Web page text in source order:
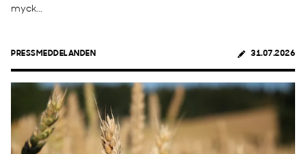
myck...
PRESSMEDDELANDEN 31.07.2026